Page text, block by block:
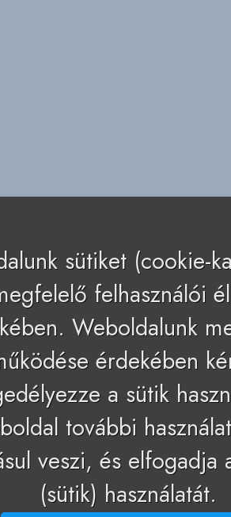
sütiket (cookie-
felhasználói
Weboldalunk
érdekében
a sütik
további
veszi, és elfogadja
(sütik) használatát.